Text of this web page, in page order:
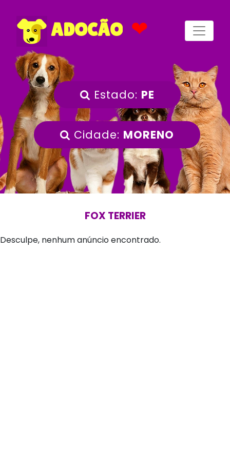
ADOCÃO ❤
Estado: PE
Cidade: MORENO
FOX TERRIER
Desculpe, nenhum anúncio encontrado.